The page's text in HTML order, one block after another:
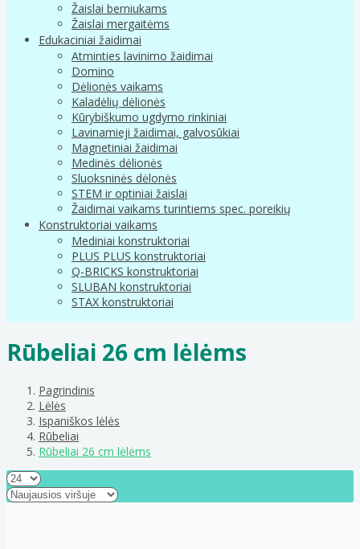
Žaislai berniukams
Žaislai mergaitėms
Edukaciniai žaidimai
Atminties lavinimo žaidimai
Domino
Dėlionės vaikams
Kaladėlių dėlionės
Kūrybiškumo ugdymo rinkiniai
Lavinamieji žaidimai, galvosūkiai
Magnetiniai žaidimai
Medinės dėlionės
Sluoksninės dėlonės
STEM ir optiniai žaislai
Žaidimai vaikams turintiems spec. poreikių
Konstruktoriai vaikams
Mediniai konstruktoriai
PLUS PLUS konstruktoriai
Q-BRICKS konstruktoriai
SLUBAN konstruktoriai
STAX konstruktoriai
Rūbeliai 26 cm lėlėms
Pagrindinis
Lėlės
Ispaniškos lėlės
Rūbeliai
Rūbeliai 26 cm lėlėms